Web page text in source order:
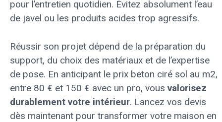
pour l’entretien quotidien. Évitez absolument l’eau
de javel ou les produits acides trop agressifs.
Réussir son projet dépend de la préparation du
support, du choix des matériaux et de l’expertise
de pose. En anticipant le prix beton ciré sol au m2,
entre 80 € et 150 € avec un pro, vous valorisez
durablement votre intérieur. Lancez vos devis
dès maintenant pour transformer votre maison en